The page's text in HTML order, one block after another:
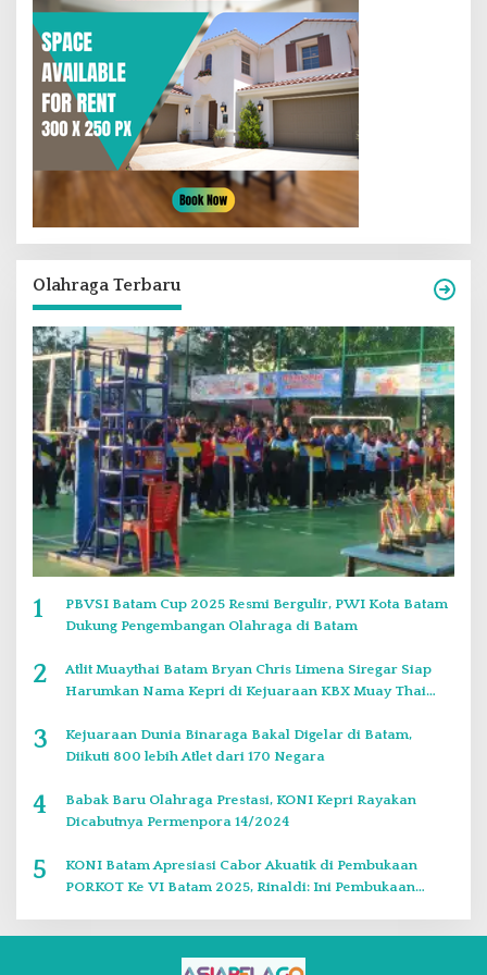
Olahraga Terbaru
1
PBVSI Batam Cup 2025 Resmi Bergulir, PWI Kota Batam
Dukung Pengembangan Olahraga di Batam
2
Atlit Muaythai Batam Bryan Chris Limena Siregar Siap
Harumkan Nama Kepri di Kejuaraan KBX Muay Thai
3
Kejuaraan Dunia Binaraga Bakal Digelar di Batam,
Diikuti 800 lebih Atlet dari 170 Negara
4
Babak Baru Olahraga Prestasi, KONI Kepri Rayakan
Dicabutnya Permenpora 14/2024
5
KONI Batam Apresiasi Cabor Akuatik di Pembukaan
PORKOT Ke VI Batam 2025, Rinaldi: Ini Pembukaan